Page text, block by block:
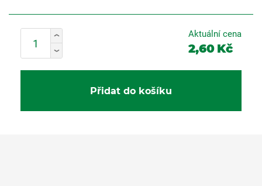
Aktuální cena
2,60 Kč
Přidat do košíku